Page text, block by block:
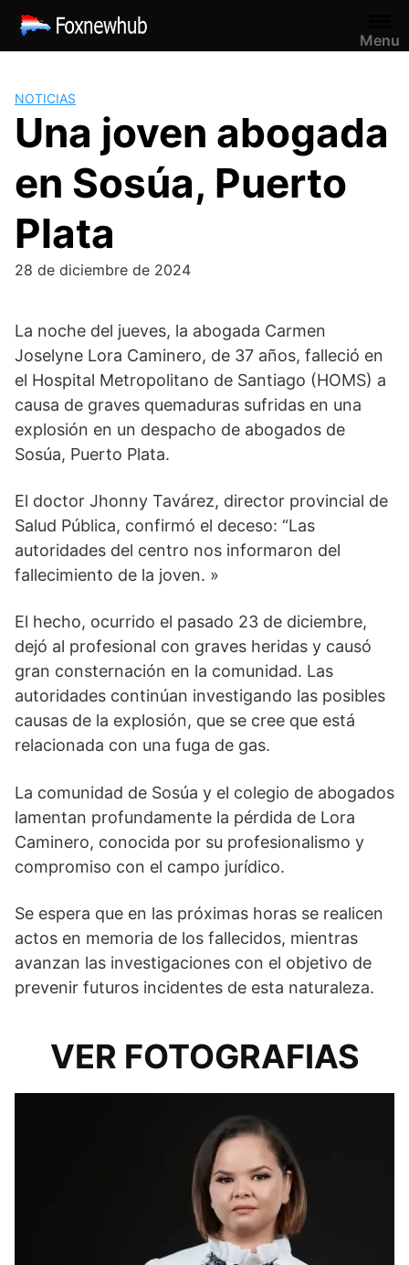
Saltar
contenido
Menu
NOTICIAS
Una joven abogada
en Sosúa, Puerto
Plata
28 de diciembre de 2024
La noche del jueves, la abogada Carmen
Joselyne Lora Caminero, de 37 años, falleció en
el Hospital Metropolitano de Santiago (HOMS) a
causa de graves quemaduras sufridas en una
explosión en un despacho de abogados de
Sosúa, Puerto Plata.
El doctor Jhonny Tavárez, director provincial de
Salud Pública, confirmó el deceso: “Las
autoridades del centro nos informaron del
fallecimiento de la joven. »
El hecho, ocurrido el pasado 23 de diciembre,
dejó al profesional con graves heridas y causó
gran consternación en la comunidad. Las
autoridades continúan investigando las posibles
causas de la explosión, que se cree que está
relacionada con una fuga de gas.
La comunidad de Sosúa y el colegio de abogados
lamentan profundamente la pérdida de Lora
Caminero, conocida por su profesionalismo y
compromiso con el campo jurídico.
Se espera que en las próximas horas se realicen
actos en memoria de los fallecidos, mientras
avanzan las investigaciones con el objetivo de
prevenir futuros incidentes de esta naturaleza.
VER FOTOGRAFIAS